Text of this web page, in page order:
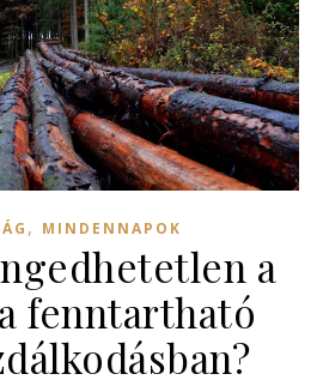
, MINDENNAPOK
a
fenntartható